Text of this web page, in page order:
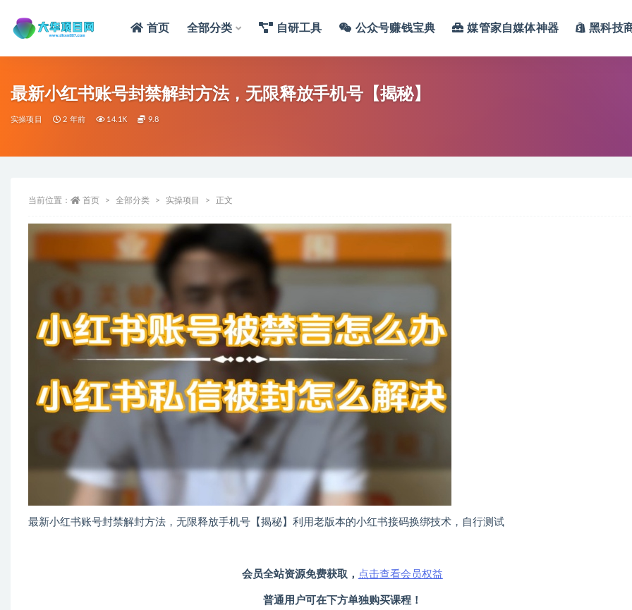
首页 全部分类 自研工具 公众号赚钱宝典 媒管家自媒体神器 黑科技
最新小红书账号封禁解封方法，无限释放手机号【揭秘】
实操项目 2 年前 14.1K 9.8
当前位置： 首页 全部分类 实操项目 正文
最新小红书账号封禁解封方法，无限释放手机号【揭秘】利用老版本的小红书接码换绑技术，自行测试
会员全站资源免费获取， 点击查看会员权益
普通用户可在下方单独购买课程！